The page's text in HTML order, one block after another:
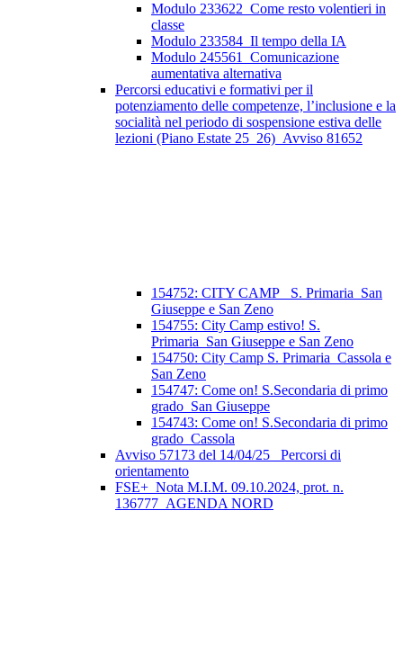
Modulo 233622_Come resto volentieri in
classe
Modulo 233584_Il tempo della IA
Modulo 245561_Comunicazione
aumentativa alternativa
Percorsi educativi e formativi per il
potenziamento delle competenze, l’inclusione e la
socialità nel periodo di sospensione estiva delle
lezioni (Piano Estate 25_26)_Avviso 81652
154752: CITY CAMP_ S. Primaria_San
Giuseppe e San Zeno
154755: City Camp estivo! S.
Primaria_San Giuseppe e San Zeno
154750: City Camp S. Primaria_Cassola e
San Zeno
154747: Come on! S.Secondaria di primo
grado_San Giuseppe
154743: Come on! S.Secondaria di primo
grado_Cassola
Avviso 57173 del 14/04/25_ Percorsi di
orientamento
FSE+_Nota M.I.M. 09.10.2024, prot. n.
136777_AGENDA NORD